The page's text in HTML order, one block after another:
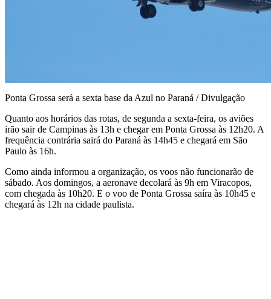
Ponta Grossa será a sexta base da Azul no Paraná / Divulgação
Quanto aos horários das rotas, de segunda a sexta-feira, os aviões
irão sair de Campinas às 13h e chegar em Ponta Grossa às 12h20. A
frequência contrária sairá do Paraná às 14h45 e chegará em São
Paulo às 16h.
Como ainda informou a organização, os voos não funcionarão de
sábado. Aos domingos, a aeronave decolará às 9h em Viracopos,
com chegada às 10h20. E o voo de Ponta Grossa saíra às 10h45 e
chegará às 12h na cidade paulista.